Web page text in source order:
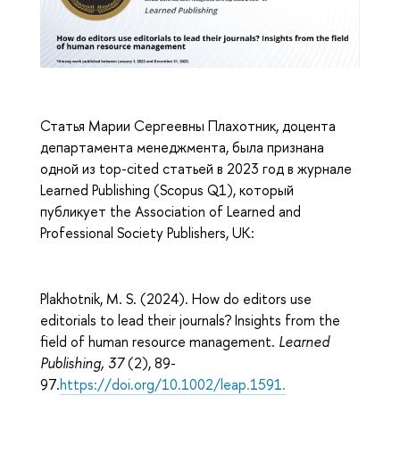
Статья Марии Сергеевны Плахотник, доцента
департамента менеджмента, была признана
одной из top-cited статьей в 2023 год в журнале
Learned Publishing (Scopus Q1), который
публикует the Association of Learned and
Professional Society Publishers, UK:
Plakhotnik, M. S. (2024). How do editors use
editorials to lead their journals? Insights from the
field of human resource management. Learned
Publishing, 37(2), 89-
97.https://doi.org/10.1002/leap.1591.